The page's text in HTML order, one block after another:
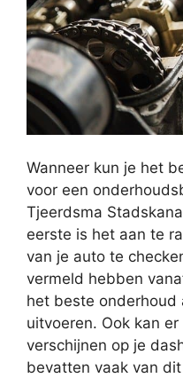
Wanneer kun je het
voor een
Tjeerdsma
eerste is het aan te
van je auto te
vermeld hebben
het beste onderhoud
uitvoeren. Ook kan
verschijnen op je
bevatten vaak van